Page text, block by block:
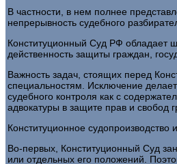
В частности, в нем полнее
непрерывность судебного
Конституционный Суд РФ обладает
действенность защиты граждан,
Важность задач, стоящих перед
специальностям. Исключение
судебного контроля как с
адвокатуры в защите прав и свобод
Конституционное судопроизводство
Во-первых, Конституционный Суд
или отдельных его положений.